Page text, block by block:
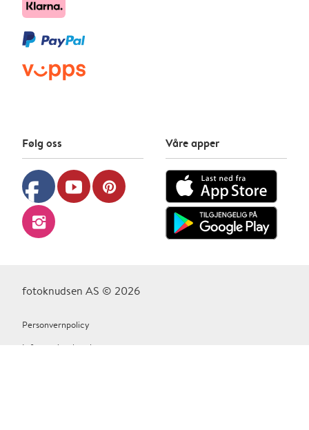
Følg oss
facebook youtube pinterest
instagram
Våre apper
fotoknudsen AS © 2026
Personvernpolicy
Informasjonskapsler